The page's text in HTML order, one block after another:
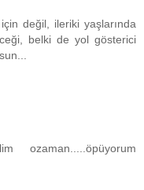
değil, ileriki yaşlarında
belki de yol gösterici
ozaman.....öpüyorum